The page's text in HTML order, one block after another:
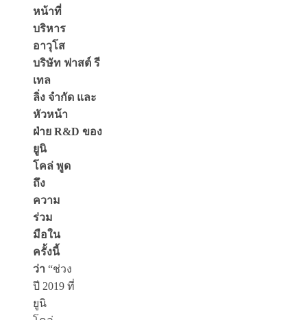
หน้าที่
บริหาร
อาวุโส
บริษัท ฟาสต์ รี
เทล
ลิ่ง จำกัด และ
หัวหน้า
ฝ่าย R&D ของ
ยูนิ
โคล่ พูด
ถึง
ความ
ร่วม
มือใน
ครั้งนี้
ว่า “ช่วง
ปี 2019 ที่
ยูนิ